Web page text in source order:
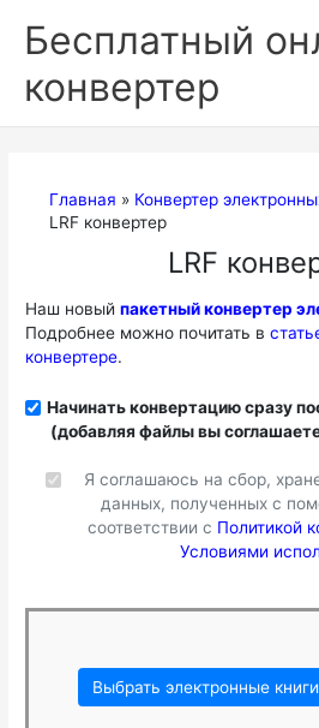
содержимому
Бесплатный
конвертер
Главная
Конвертер
LRF конвертер
LRF
Наш новыйпакетный конвертер
Подробнее можно почитать в
конвертере.
Начинать конвертацию сразу
(добавляя файлы вы
Я соглашаюсь на сбор,
данных, полученных с
соответствии с Политикой
Условиями
Выбрать электронные